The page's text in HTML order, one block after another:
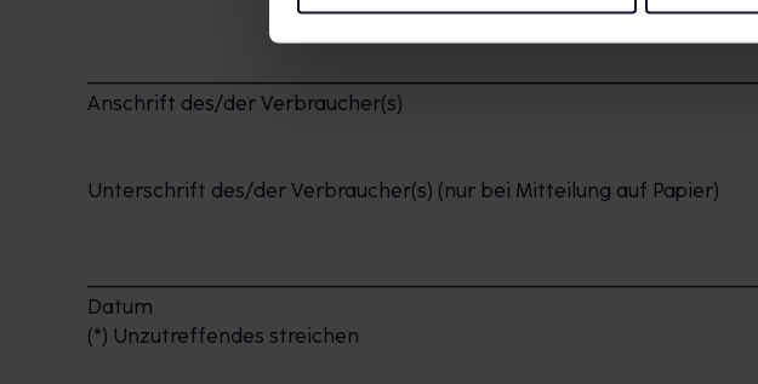
Anschrift des/der Verbraucher(s)
Unterschrift des/der Verbraucher(s) (nur bei Mitteilung auf Papier)
Datum
(*) Unzutreffendes streichen